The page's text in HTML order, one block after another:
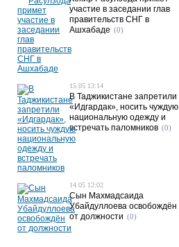
участие в заседании глав
правительств СНГ в
Ашхабаде (0)
15.05 13:14
В Таджикистане запретили
«Идгардак», носить чуждую
национальную одежду и
встречать паломников (0)
14.05 12:02
Сын Махмадсаида
Убайдуллоева освобождён
от должности (0)